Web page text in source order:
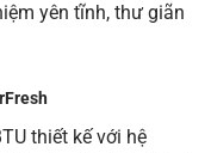
yên tĩnh, thư giãn
thiết kế với hệ